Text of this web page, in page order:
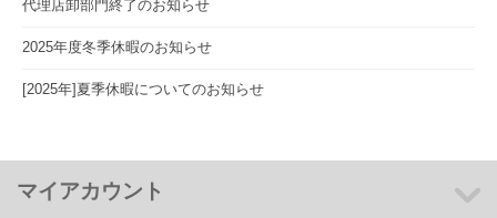
代理店卸部門終了のお知らせ
2025年度冬季休暇のお知らせ
[2025年]夏季休暇についてのお知らせ
マイアカウント